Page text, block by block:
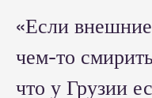
«Если
чем-то
что у Грузии